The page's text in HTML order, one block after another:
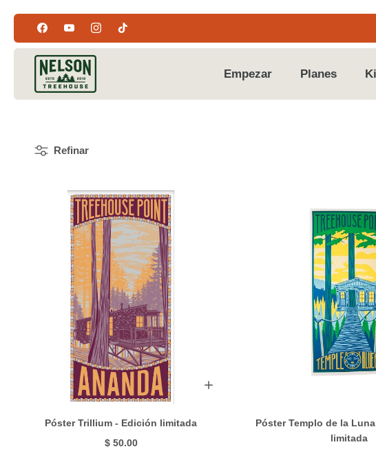
contenido
Empezar Planes
Refinar
Póster Trillium - Edición limitada
$ 50.00
Póster Templo de la
limitada